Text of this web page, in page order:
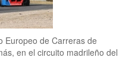
Europeo de Carreras de
en el circuito madrileño del